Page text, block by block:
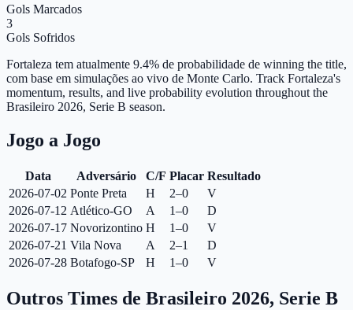
Gols Marcados
3
Gols Sofridos
Fortaleza tem atualmente 9.4% de probabilidade de winning the title,
com base em simulações ao vivo de Monte Carlo. Track Fortaleza's
momentum, results, and live probability evolution throughout the
Brasileiro 2026, Serie B season.
Jogo a Jogo
Data Adversário C/F Placar Resultado
2026-07-02 Ponte Preta H 2–0
V
2026-07-12 Atlético-GO A 1–0
D
2026-07-17 Novorizontino H 1–0
V
2026-07-21 Vila Nova A 2–1
D
2026-07-28 Botafogo-SP H 1–0 V
Outros Times de Brasileiro 2026, Serie B